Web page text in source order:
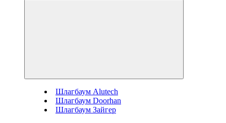
Шлагбаум Alutech
Шлагбаум Doorhan
Шлагбаум Зайгер